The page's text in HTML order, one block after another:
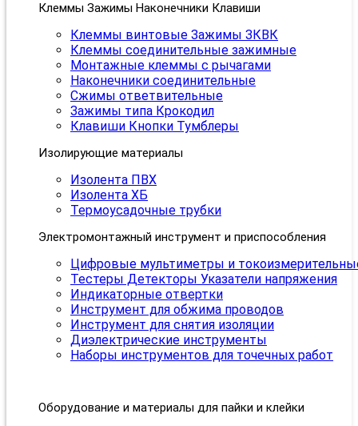
Клеммы Зажимы Наконечники Клавиши
Клеммы винтовые Зажимы ЗКВК
Клеммы соединительные зажимные
Монтажные клеммы с рычагами
Наконечники соединительные
Сжимы ответвительные
Зажимы типа Крокодил
Клавиши Кнопки Тумблеры
Изолирующие материалы
Изолента ПВХ
Изолента ХБ
Термоусадочные трубки
Электромонтажный инструмент и приспособления
Цифровые мультиметры и
Тестеры Детекторы Указатели напряжения
Индикаторные отвертки
Инструмент для обжима проводов
Инструмент для снятия изоляции
Диэлектрические инструменты
Наборы инструментов для точечных работ
Оборудование и материалы для пайки и клейки